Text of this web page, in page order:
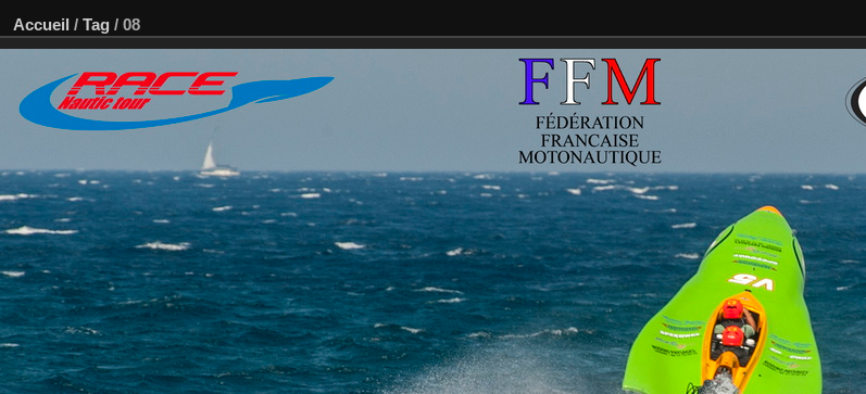
Accueil / Tag / 08